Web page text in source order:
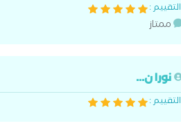
التقييم :
ممتاز
نورا ن...
التقييم :